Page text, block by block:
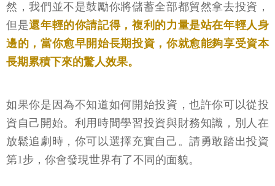
然，我們並不是鼓勵你將儲蓄全部都貿然拿去投資，
但是還年輕的你請記得，複利的力量是站在年輕人身
邊的，當你愈早開始長期投資，你就愈能夠享受資本
長期累積下來的驚人效果。
如果你是因為不知道如何開始投資，也許你可以從投
資自己開始。利用時間學習投資與財務知識，別人在
放鬆追劇時，你可以選擇充實自己。請勇敢踏出投資
第1步，你會發現世界有了不同的面貌。